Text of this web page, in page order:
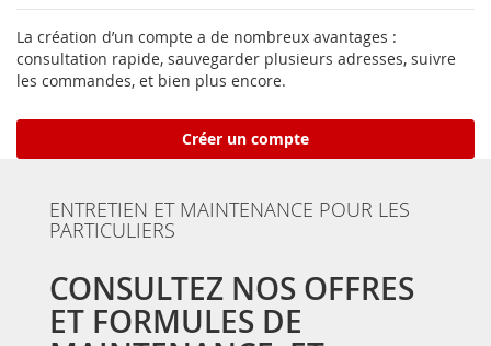
La création d’un compte a de nombreux avantages :
consultation rapide, sauvegarder plusieurs adresses, suivre
les commandes, et bien plus encore.
Créer un compte
ENTRETIEN ET MAINTENANCE POUR LES
PARTICULIERS
CONSULTEZ NOS OFFRES
ET FORMULES DE